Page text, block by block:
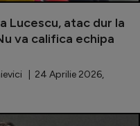
Lucescu, atac dur la
va califica echipa
| 24 Aprilie 2026,